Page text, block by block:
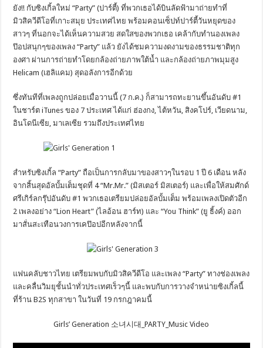
ยัง!! กับซิงเกิ้ลใหม่ “Party” (ปาร์ตี้) ที่พวกเธอได้บินลัดฟ้ามาถ่ายทำที่
มิวสิควีดีโอที่เกาะสมุย ประเทศไทย พร้อมคอนเซ็ปท์ปาร์ตี้วันหยุดของ
สาวๆ ที่นอกจะได้เห็นความสวย สดใสของพวกเธอ เคล้ากับทำนองเพลง
ป๊อปสนุกๆของเพลง “Party” แล้ว ยังได้ชมความงดงามของธรรมชาติทุก
องศา ผ่านการถ่ายทำโดยกล้องถ่ายภาพใต้น้ำ และกล้องถ่ายภาพมุมสูง
Helicam (เฮลิแคม) สุดอลังการอีกด้วย
ซึ่งทันทีที่เพลงถูกปล่อยเมื่อวานนี้ (7 ก.ค.) ก็สามารถทะยานขึ้นอันดับ #1
ในชาร์ต iTunes ของ 7 ประเทศ ได้แก่ ฮ่องกง, ไต้หวัน, สิงคโปร์, เวียดนาม,
อินโดนีเซีย, มาเลเซีย รวมถึงประเทศไทย
สำหรับซิงเกิ้ล “Party” ถือเป็นการกลับมาของสาวๆในรอบ 1 ปี 6 เดือน หลัง
จากสิ้นสุดอัลบั้มเต็มชุดที่ 4 “Mr.Mr.” (มิสเตอร์ มิสเตอร์) และเพื่อให้สมศักด์
ศรีเกิร์ลกรุ๊ปอันดับ #1 พวกเธอเตรียมปล่อยอัลบั้มเต็ม พร้อมเพลงเปิดตัวอีก
2 เพลงอย่าง “Lion Heart” (ไลอ้อน ฮาร์ท) และ “You Think” (ยู ธิ้งค์) ออก
มาสั่นสะเทือนวงการเคป๊อปอีกหลังจากนี้
แฟนคลับชาวไทย เตรียมพบกับมิวสิควีดีโอ และเพลง “Party” ทางช่องเพลง
และคลื่นวิมยุชั้นนำทั่วประเทศเร็วๆนี้ และพบกับการวางจำหน่ายซิงเกิ้ลนี้
ที่ร้าน B2S ทุกสาขา ในวันที่ 19 กรกฎาคมนี้
Girls’ Generation 소녀시대_PARTY_Music Video